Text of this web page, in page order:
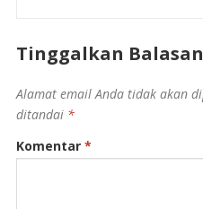
Tinggalkan Balasan
Alamat email Anda tidak akan
ditandai *
Komentar *